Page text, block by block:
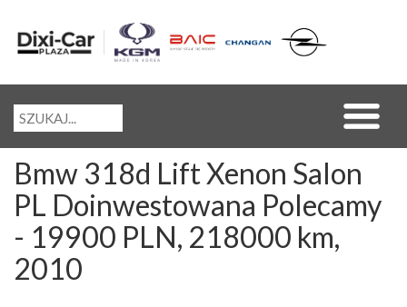
Bmw 318d Lift Xenon Salon
PL Doinwestowana Polecamy
- 19900 PLN, 218000 km,
2010